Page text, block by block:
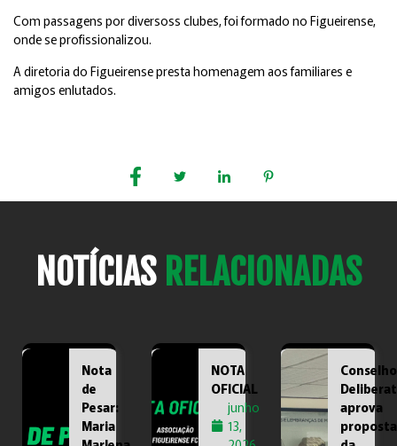
Com passagens por diversoss clubes, foi formado no Figueirense,
onde se profissionalizou.
A diretoria do Figueirense presta homenagem aos familiares e
amigos enlutados.
NOTÍCIAS RELACIONADAS
Nota
de
Pesar:
Maria
NOTA
OFICIAL
junho
13,
Conselho
aprova
proposta